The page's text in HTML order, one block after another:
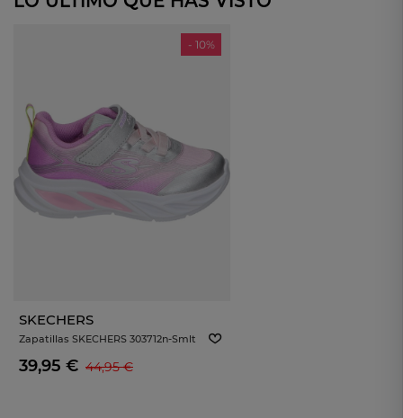
- 10%
SKECHERS
Zapatillas SKECHERS 303712n-Smlt
Rosa Para Niño
39,95 € 44,95 €